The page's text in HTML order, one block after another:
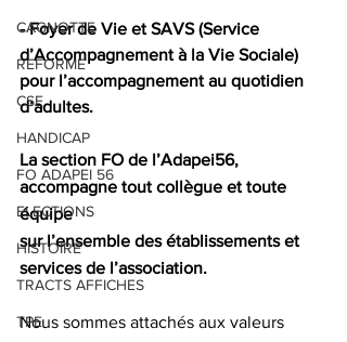
CAGNOTTE
REFORME
CSE
HANDICAP
FO ADAPEI 56
ELECTIONS
HISTOIRE
TRACTS AFFICHES
TPE
- Foyer de Vie et SAVS (Service
d’Accompagnement à la Vie Sociale)
pour l’accompagnement au quotidien
d’adultes.
La section FO de l’Adapei56,
accompagne tout collègue et toute
équipe
sur l’ensemble des établissements et
services de l’association.
Nous sommes attachés aux valeurs